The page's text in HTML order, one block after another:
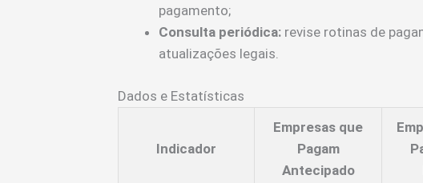
pagamento;
Consulta periódica: revise rotinas de
atualizações legais.
Dados e Estatísticas
Indicador
Empresas que
Pagam
Antecipado